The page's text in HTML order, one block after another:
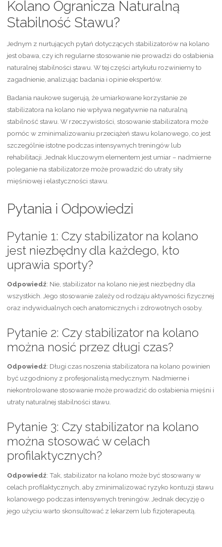
Kolano Ogranicza Naturalną
Stabilność Stawu?
Jednym z nurtujących pytań dotyczących stabilizatorów na kolano
jest obawa, czy ich regularne stosowanie nie prowadzi do osłabienia
naturalnej stabilności stawu. W tej części artykułu rozwiniemy to
zagadnienie, analizując badania i opinie ekspertów.
Badania naukowe sugerują, że umiarkowane korzystanie ze
stabilizatora na kolano nie wpływa negatywnie na naturalną
stabilność stawu. W rzeczywistości, stosowanie stabilizatora może
pomóc w zminimalizowaniu przeciążeń stawu kolanowego, co jest
szczególnie istotne podczas intensywnych treningów lub
rehabilitacji. Jednak kluczowym elementem jest umiar – nadmierne
poleganie na stabilizatorze może prowadzić do utraty siły
mięśniowej i elastyczności stawu.
Pytania i Odpowiedzi
Pytanie 1: Czy stabilizator na kolano
jest niezbędny dla każdego, kto
uprawia sporty?
Odpowiedź: Nie, stabilizator na kolano nie jest niezbędny dla
wszystkich. Jego stosowanie zależy od rodzaju aktywności fizycznej
oraz indywidualnych cech anatomicznych i zdrowotnych osoby.
Pytanie 2: Czy stabilizator na kolano
można nosić przez długi czas?
Odpowiedź: Długi czas noszenia stabilizatora na kolano powinien
być uzgodniony z profesjonalistą medycznym. Nadmierne i
niekontrolowane stosowanie może prowadzić do osłabienia mięśni i
utraty naturalnej stabilności stawu.
Pytanie 3: Czy stabilizator na kolano
można stosować w celach
profilaktycznych?
Odpowiedź: Tak, stabilizator na kolano może być stosowany w
celach profilaktycznych, aby zminimalizować ryzyko kontuzji stawu
kolanowego podczas intensywnych treningów. Jednak decyzję o
jego użyciu warto skonsultować z lekarzem lub fizjoterapeutą.